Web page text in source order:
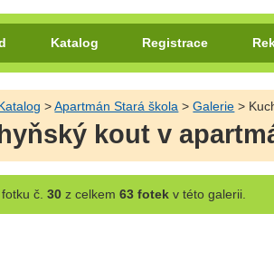
Katalog Registrace
>Apartmán Stará škola >Galerie >
kout v
č. 30z celkem 63 fotekv této galerii.